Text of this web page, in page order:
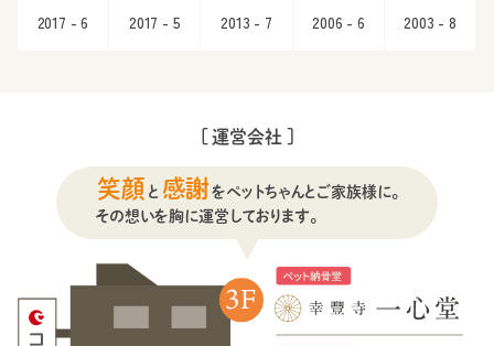
2017 - 6 2017 - 5 2013 - 7 2006 - 6 2003 - 8
[ 運営会社 ]
笑顔 と 感謝をペットちゃんとご家族様に。
その想いを胸に運営しております。